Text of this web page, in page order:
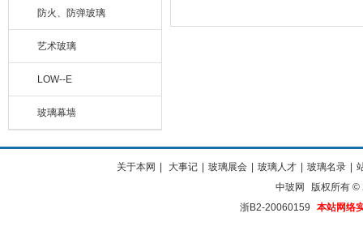
防火、防弹玻璃
艺术玻璃
LOW--E
玻璃幕墙
关于本网 大事记 玻璃展会 玻璃人才 玻璃名录
中玻网
版权所有 ©
浙B2-20060159
本站网络